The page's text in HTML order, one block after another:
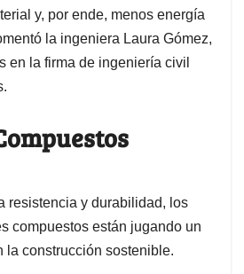
y, por ende, menos energía
la ingeniera Laura Gómez,
en la firma de ingeniería civil
resistencia y durabilidad, los
compuestos están jugando un
la construcción sostenible.